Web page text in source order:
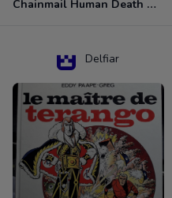
Chainmail Human Death Cleric
Delfiar